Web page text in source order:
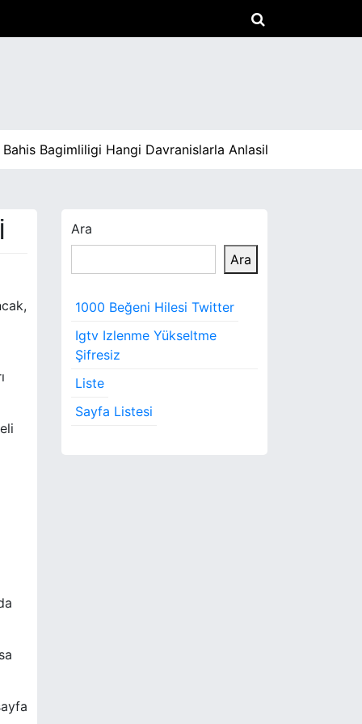
Bagimliligi Hangi Davranislarla Anlasilir |İc Mekan
Ara
Ara
1000 Beğeni Hilesi Twitter
Igtv Izlenme Yükseltme
Şifresiz
Liste
Sayfa Listesi